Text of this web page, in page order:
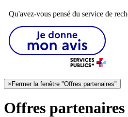
Qu'avez-vous pensé du service de
×Fermer la fenêtre "Offres partenaires"
Offres partenaires